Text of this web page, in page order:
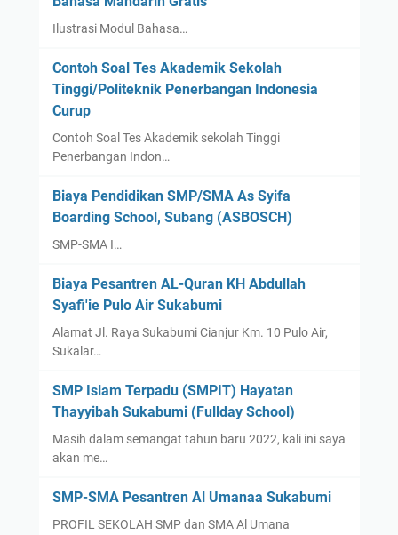
Ilustrasi Modul Bahasa…
Contoh Soal Tes Akademik Sekolah
Tinggi/Politeknik Penerbangan Indonesia
Curup
Contoh Soal Tes Akademik sekolah Tinggi
Penerbangan Indon…
Biaya Pendidikan SMP/SMA As Syifa
Boarding School, Subang (ASBOSCH)
SMP-SMA I…
Biaya Pesantren AL-Quran KH Abdullah
Syafi'ie Pulo Air Sukabumi
Alamat Jl. Raya Sukabumi Cianjur Km. 10 Pulo Air,
Sukalar…
SMP Islam Terpadu (SMPIT) Hayatan
Thayyibah Sukabumi (Fullday School)
Masih dalam semangat tahun baru 2022, kali ini saya
akan me…
SMP-SMA Pesantren Al Umanaa Sukabumi
PROFIL SEKOLAH SMP dan SMA Al Umana